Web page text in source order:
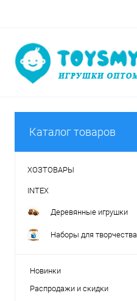
Каталог товаров
ХОЗТОВАРЫ
INTEX
Деревянные игрушки
Наборы для творчества
Новинки
Распродажи и скидки